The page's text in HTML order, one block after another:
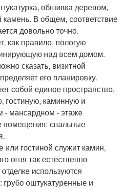
обшивка деревом,
В общем, соответствие
довольно точно.
как правило, пологую
над всем домом.
сказать, визитной
его планировку.
собой единое пространство,
каминную и
- мансардном - этаже
помещения: спальные
гостиной служит камин,
огня так естественно
используются
оштукатуренные и